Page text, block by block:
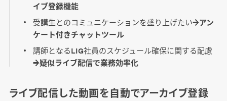
イブ登録機能
受講生とのコミュニケーションを盛り上げたい→アン
ケート付きチャットツール
講師となるLIG社員のスケジュール確保に関する配慮
→疑似ライブ配信で業務効率化
ライブ配信した動画を自動でアーカイブ登録